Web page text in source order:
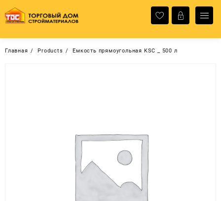
содержимому
Главная Products Емкость прямоугольная KSC _ 500 л